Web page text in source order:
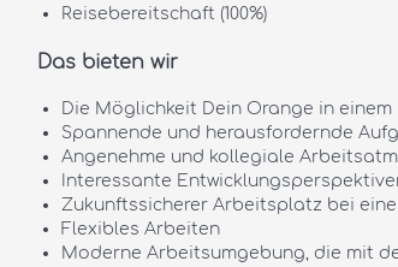
Reisebereitschaft (100%)
Das bieten wir
Die Möglichkeit Dein Orange in
Spannende und herausfordernde
Angenehme und kollegiale
Interessante
Zukunftssicherer Arbeitsplatz bei
Flexibles Arbeiten
Moderne Arbeitsumgebung, die mit